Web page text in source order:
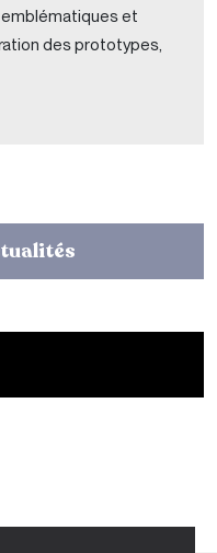
et
des prototypes,